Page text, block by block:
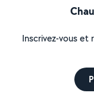
Inscrivez-vous et